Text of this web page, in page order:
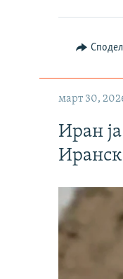
март 30,
Иран